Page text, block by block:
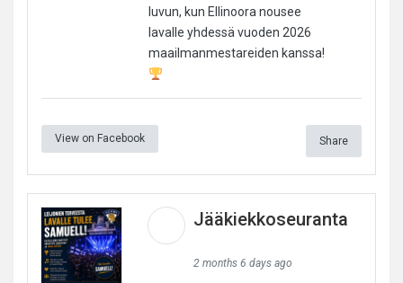
luvun, kun Ellinoora nousee
lavalle yhdessä vuoden 2026
maailmanmestareiden kanssa!
View on Facebook Share
Jääkiekkoseuranta
2 months 6 days ago